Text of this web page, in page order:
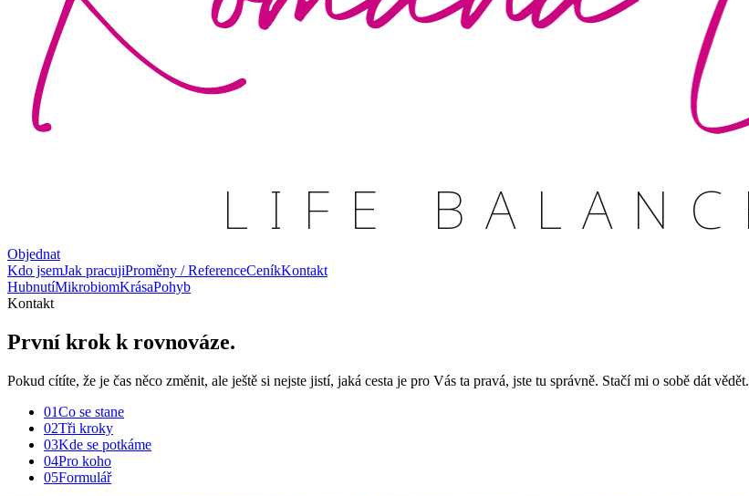
Objednat
Kdo jsemJak pracujiProměny / ReferenceCeníkKontakt
HubnutíMikrobiomKrásaPohyb
Kontakt
První krok k rovnováze.
Pokud cítíte, že je čas něco změnit, ale ještě si nejste jistí, jaká cesta je pro Vás ta pravá, jste tu správně. Stačí mi o sobě dát vědět.
01Co se stane
02Tři kroky
03Kde se potkáme
04Pro koho
05Formulář